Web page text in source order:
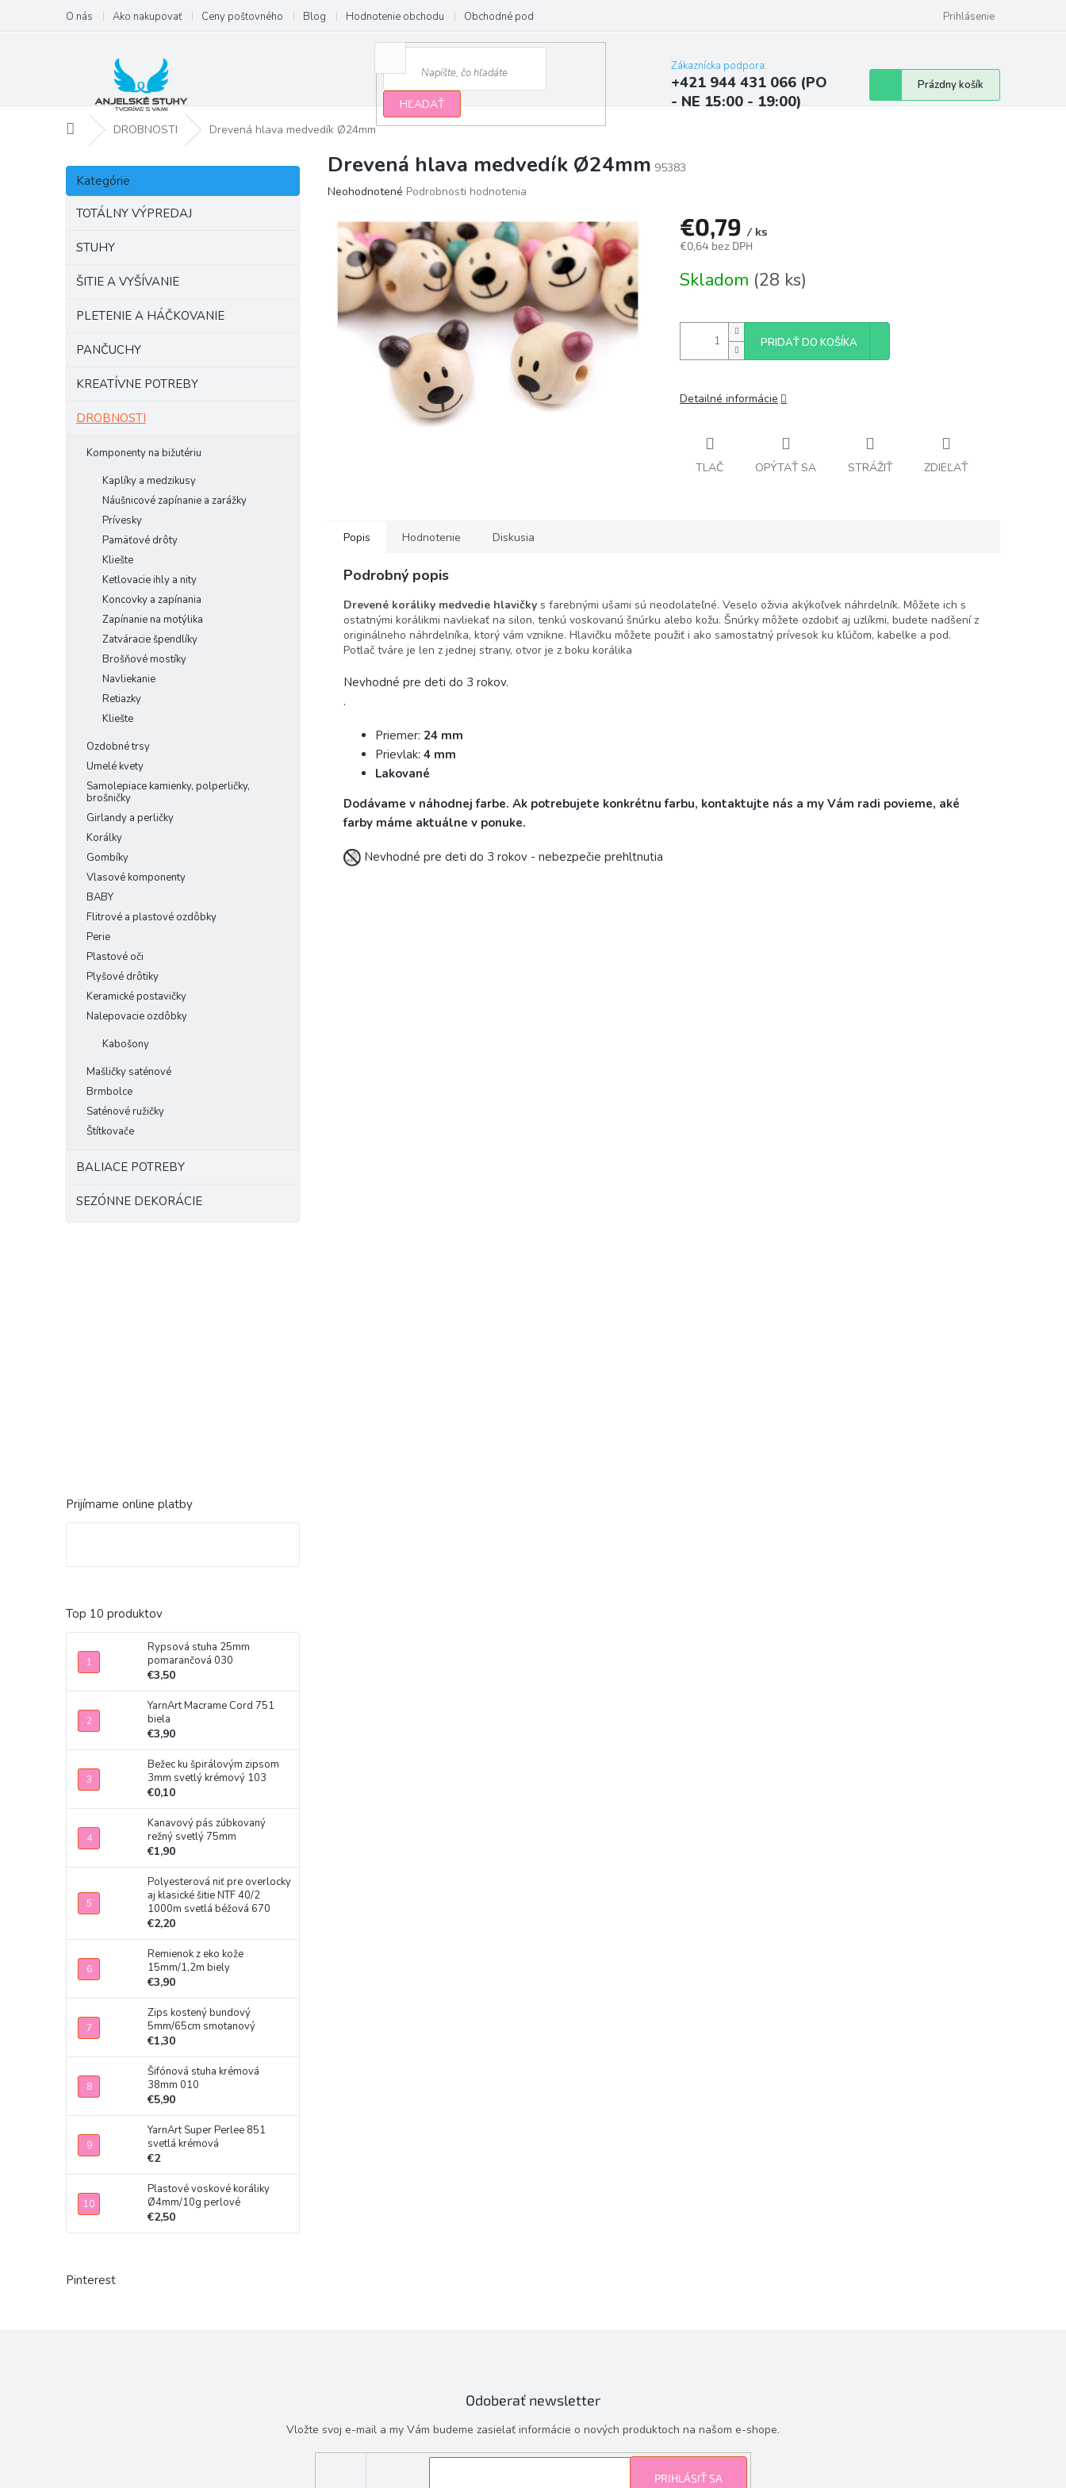
obsah
O nás Ako nakupovať Ceny poštovného Blog Hodnotenie obchodu Obchodné podmienky Najčastejšie otázky a odpovede
Prihlásenie
HĽADAŤ
Zákaznícka podpora:
+421 944 431 066 (PO
- NE 15:00 - 19:00)
Nákupný
košík
Prázdny košík
DomovDROBNOSTI Drevená hlava medvedík Ø24mm
B
č
Preskočiť
kategórie
Kategórie
TOTÁLNY VÝPREDAJ
STUHY
ŠITIE A VYŠÍVANIE
PLETENIE A HÁČKOVANIE
PANČUCHY
KREATÍVNE POTREBY
DROBNOSTI
Komponenty na bižutériu
Kaplíky a medzikusy
Náušnicové zapínanie a zarážky
Prívesky
Pamäťové drôty
Kliešte
Ketlovacie ihly a nity
Koncovky a zapínania
Zapínanie na motýlika
Zatváracie špendlíky
Brošňové mostíky
Navliekanie
Retiazky
Kliešte
Ozdobné trsy
Umelé kvety
Samolepiace kamienky, polperličky,
brošničky
Girlandy a perličky
Korálky
Gombíky
Vlasové komponenty
BABY
Flitrové a plastové ozdôbky
Perie
Plastové oči
Plyšové drôtiky
Keramické postavičky
Nalepovacie ozdôbky
Kabošony
Mašličky saténové
Brmbolce
Saténové ružičky
Štítkovače
BALIACE POTREBY
SEZÓNNE DEKORÁCIE
Prijímame online platby
Top 10 produktov
Rypsová stuha 25mm
pomarančová 030
€3,50
YarnArt Macrame Cord 751
biela
€3,90
Bežec ku špirálovým zipsom
3mm svetlý krémový 103
€0,10
Kanavový pás zúbkovaný
režný svetlý 75mm
€1,90
Polyesterová niť pre overlocky
aj klasické šitie NTF 40/2
1000m svetlá béžová 670
€2,20
Remienok z eko kože
15mm/1,2m biely
€3,90
Zips kostený bundový
5mm/65cm smotanový
€1,30
Šifónová stuha krémová
38mm 010
€5,90
YarnArt Super Perlee 851
svetlá krémová
€2
Plastové voskové koráliky
Ø4mm/10g perlové
€2,50
Pinterest
Drevená hlava medvedík Ø24mm 95383
Priemerné
produktu
0,0
hviezdičiek.
Neohodnotené Podrobnosti hodnotenia
€0,79 / ks
€0,64 bez DPH
cena:
Skladom (28 ks)
PRIDAŤ DO KOŠÍKA
Detailné informácie
TLAČ OPÝTAŤ SA STRÁŽIŤ ZDIEĽAŤ
Popis Hodnotenie Diskusia
Podrobný popis
Drevené koráliky medvedie hlavičky s farebnými ušami sú neodolateľné. Veselo oživia akýkoľvek náhrdelník. Môžete ich s
ostatnými korálikmi navliekať na silon, tenkú voskovanú šnúrku alebo kožu. Šnúrky môžete ozdobiť aj uzlíkmi, budete nadšení z
originálneho náhrdelníka, ktorý vám vznikne. Hlavičku môžete použiť i ako samostatný prívesok ku kľúčom, kabelke a pod.
Potlač tváre je len z jednej strany, otvor je z boku korálika
Nevhodné pre deti do 3 rokov.
.
Priemer: 24 mm
Prievlak: 4 mm
Lakované
Dodávame v náhodnej farbe. Ak potrebujete konkrétnu farbu, kontaktujte nás a my Vám radi povieme, aké
farby máme aktuálne v ponuke.
Nevhodné pre deti do 3 rokov - nebezpečie prehltnutia
Odoberať newsletter
Vložte svoj e-mail a my Vám budeme zasielať informácie o nových produktoch na našom e-shope.
PRIHLÁSIŤ SA